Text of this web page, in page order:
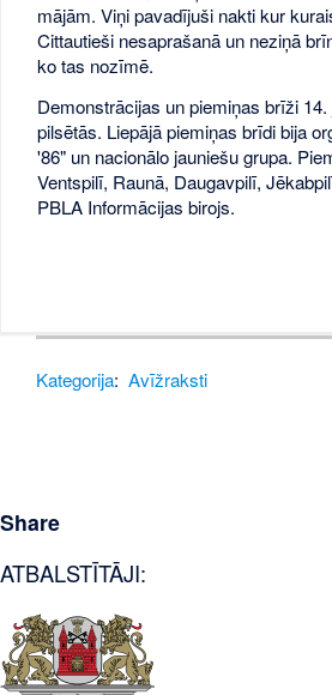
mājām. Viņi pavadījuši nakti kur
Cittautieši nesaprašanā un neziņā
ko tas nozīmē.
Demonstrācijas un piemiņas brīži
pilsētās. Liepājā piemiņas brīdi bija
'86" un nacionālo jauniešu grupa.
Ventspilī, Raunā, Daugavpilī,
PBLA Informācijas birojs.
Kategorija: Avīžraksti
Share
ATBALSTĪTĀJI: